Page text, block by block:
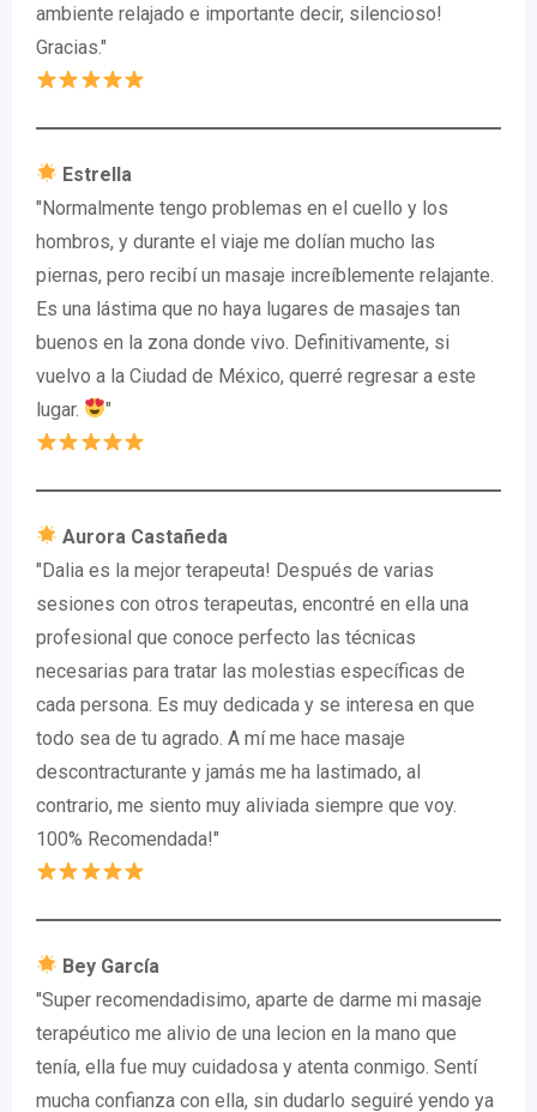
ambiente relajado e importante decir, silencioso!
Gracias."
Estrella
"Normalmente tengo problemas en el cuello y los
hombros, y durante el viaje me dolían mucho las
piernas, pero recibí un masaje increíblemente relajante.
Es una lástima que no haya lugares de masajes tan
buenos en la zona donde vivo. Definitivamente, si
vuelvo a la Ciudad de México, querré regresar a este
lugar.
"
Aurora Castañeda
"Dalia es la mejor terapeuta! Después de varias
sesiones con otros terapeutas, encontré en ella una
profesional que conoce perfecto las técnicas
necesarias para tratar las molestias específicas de
cada persona. Es muy dedicada y se interesa en que
todo sea de tu agrado. A mí me hace masaje
descontracturante y jamás me ha lastimado, al
contrario, me siento muy aliviada siempre que voy.
100% Recomendada!"
Bey García
"Super recomendadisimo, aparte de darme mi masaje
terapéutico me alivio de una lecion en la mano que
tenía, ella fue muy cuidadosa y atenta conmigo. Sentí
mucha confianza con ella, sin dudarlo seguiré yendo ya